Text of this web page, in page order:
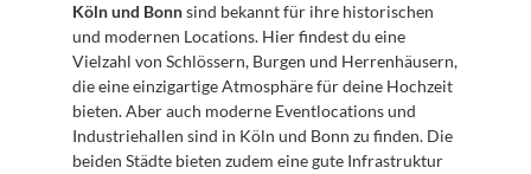
Köln und Bonn sind bekannt für ihre historischen
und modernen Locations. Hier findest du eine
Vielzahl von Schlössern, Burgen und Herrenhäusern,
die eine einzigartige Atmosphäre für deine Hochzeit
bieten. Aber auch moderne Eventlocations und
Industriehallen sind in Köln und Bonn zu finden. Die
beiden Städte bieten zudem eine gute Infrastruktur